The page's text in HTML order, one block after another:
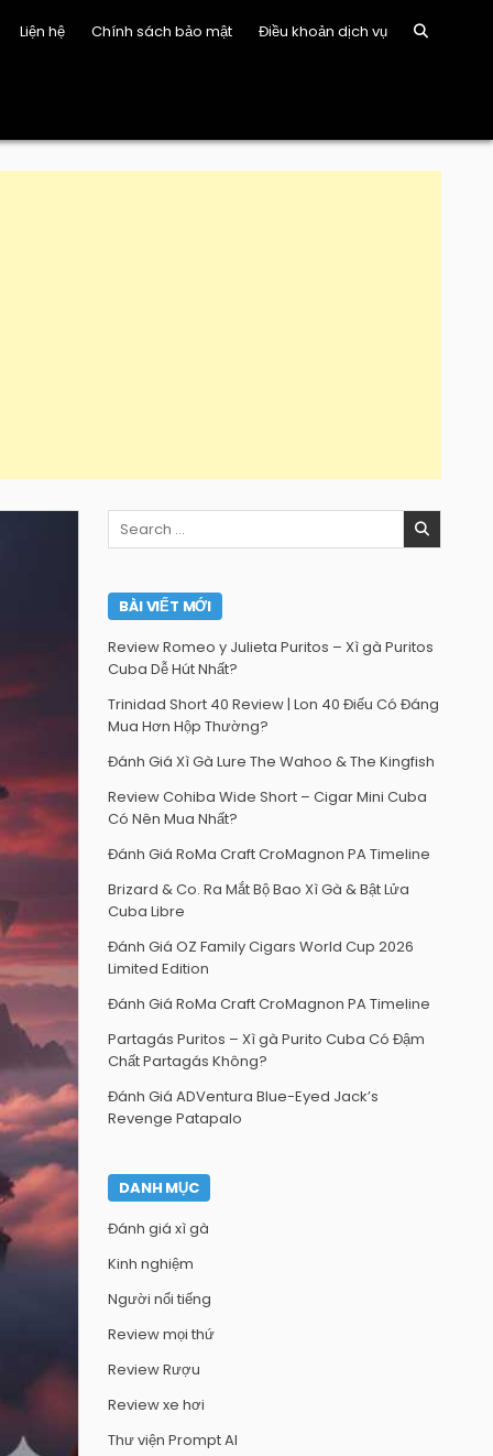
Liện hệ Chính sách bảo mật Điều khoản dịch vụ
Search
for:
BÀI VIẾT MỚI
Review Romeo y Julieta Puritos – Xì gà Puritos
Cuba Dễ Hút Nhất?
Trinidad Short 40 Review | Lon 40 Điếu Có Đáng
Mua Hơn Hộp Thường?
Đánh Giá Xì Gà Lure The Wahoo & The Kingfish
Review Cohiba Wide Short – Cigar Mini Cuba
Có Nên Mua Nhất?
Đánh Giá RoMa Craft CroMagnon PA Timeline
Brizard & Co. Ra Mắt Bộ Bao Xì Gà & Bật Lửa
Cuba Libre
Đánh Giá OZ Family Cigars World Cup 2026
Limited Edition
Đánh Giá RoMa Craft CroMagnon PA Timeline
Partagás Puritos – Xì gà Purito Cuba Có Đậm
Chất Partagás Không?
Đánh Giá ADVentura Blue-Eyed Jack’s
Revenge Patapalo
DANH MỤC
Đánh giá xì gà
Kinh nghiệm
Người nổi tiếng
Review mọi thứ
Review Rượu
Review xe hơi
Thư viện Prompt AI